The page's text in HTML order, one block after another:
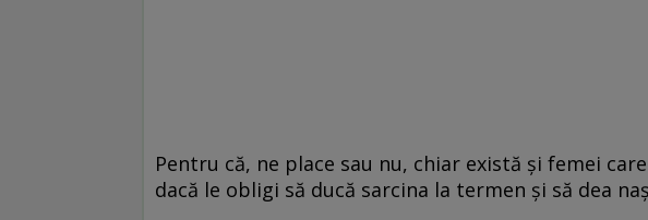
Pentru că, ne place sau nu, chiar există și femei
dacă le obligi să ducă sarcina la termen și să dea